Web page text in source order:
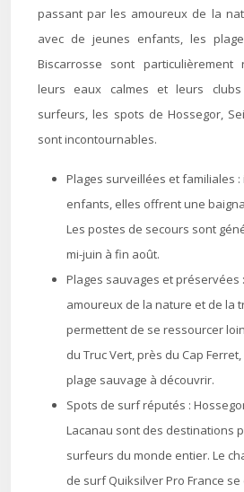
passant par les amoureux de la
avec de jeunes enfants, les
Biscarrosse sont particulièrement
leurs eaux calmes et leurs
surfeurs, les spots de Hossegor,
sont incontournables.
Plages surveillées et familiales
enfants, elles offrent une
Les postes de secours sont
mi-juin à fin août.
Plages sauvages et
amoureux de la nature et de la
permettent de se ressourcer
du Truc Vert, près du Cap
plage sauvage à découvrir.
Spots de surf réputés :
Lacanau sont des destinations
surfeurs du monde entier. Le
de surf Quiksilver Pro France